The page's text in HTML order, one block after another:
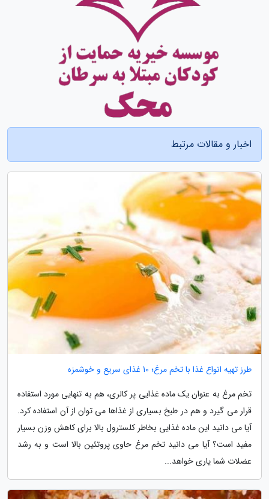
اخبار و مقالات مرتبط
طرز تهیه انواع غذا با تخم مرغ؛ 10 غذای سریع و خوشمزه
تخم مرغ به عنوان یک ماده غذایی پر کالری، هم به تنهایی مورد استفاده
قرار می گیرد و هم در طبخ بسیاری از غذاها می توان از آن استفاده کرد.
آیا می دانید این ماده غذایی بخاطر کلسترول بالا برای کاهش وزن بسیار
مفید است؟ آیا می دانید تخم مرغ حاوی پروتئین بالا است و به رشد
عضلات شما یاری خواهد...